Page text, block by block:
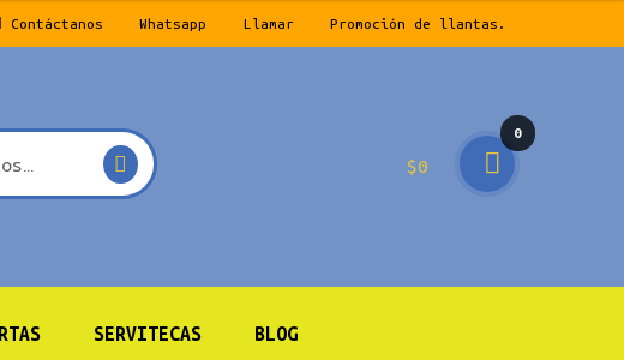
Contáctanos Whatsapp Llamar Promoción de llantas.
$0
0
prod
SERVITECAS BLOG